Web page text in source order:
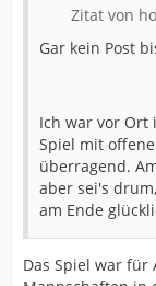
Zitat von
Gar kein Post
Ich war vor Ort
Spiel mit
überragend.
aber sei's
am Ende
Das Spiel war